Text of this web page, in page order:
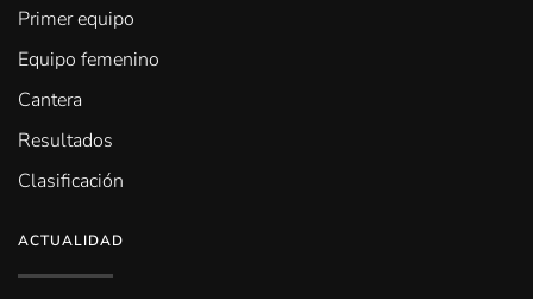
Primer equipo
Equipo femenino
Cantera
Resultados
Clasificación
ACTUALIDAD